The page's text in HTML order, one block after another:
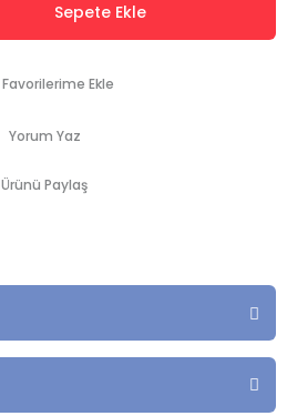
Sepete Ekle
Yorum Yaz
Ürünü Paylaş